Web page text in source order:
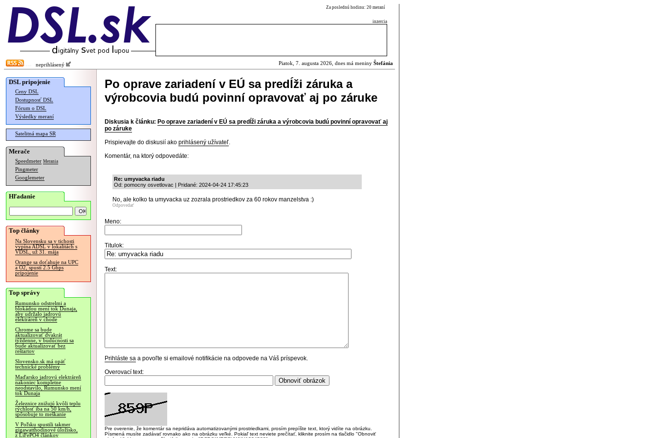
Za poslednú hodinu: 20 meraní
inzercia
neprihlásený Piatok, 7. augusta 2026, dnes má meniny Štefánia
DSL pripojenie
Ceny DSL
Dostupnosť DSL
Fórum o DSL
Výsledky meraní
Satelitná mapa SR
Merače
Speedmeter Merania
Pingmeter
Googlemeter
Hľadanie
Top články
Na Slovensku sa v tichosti
vypína ADSL v lokalitách s
VDSL, už 31. mája
Orange sa doťahuje na UPC
a O2, spustí 2.5 Gbps
pripojenie
Top správy
Rumunsko odstrelmi a
blokádou mení tok Dunaja,
aby udržalo jadrovú
elektráreň v chode
Chrome sa bude
aktualizovať dvakrát
týždenne, v budúcnosti sa
bude aktualizovať bez
reštartov
Slovensko.sk má opäť
technické problémy
Maďarsko jadrovú elektráreň
nakoniec kompletne
neodstavilo, Rumunsko mení
tok Dunaja
Železnice znižujú kvôli teplu
rýchlosť iba na 50 km/h,
spôsobuje to meškanie
V Poľsku spustili takmer
gigawatthodinové úložisko,
z LiFePO4 článkov
Po oprave zariadení v EÚ sa predĺži záruka a
výrobcovia budú povinní opravovať aj po záruke
Diskusia k článku: Po oprave zariadení v EÚ sa predĺži záruka a výrobcovia budú povinní opravovať aj
po záruke
Prispievajte do diskusií ako prihlásený užívateľ.
Komentár, na ktorý odpovedáte:
Re: umyvacka riadu
Od: pomocny osvetlovac | Pridané: 2024-04-24 17:45:23
No, ale kolko ta umyvacka uz zozrala prostriedkov za 60 rokov manzelstva :)
Odpovedať
Meno:
Titulok:
Text:
Prihláste sa a povoľte si emailové notifikácie na odpovede na Váš príspevok.
Overovací text:
Pre overenie, že komentár sa nepridáva automatizovanými prostriedkami, prosím prepíšte text, ktorý vidíte na obrázku.
Písmená musíte zadávať rovnako ako na obrázku veľké. Pokiaľ text neviete prečítať, kliknite prosím na tlačidlo "Obnoviť